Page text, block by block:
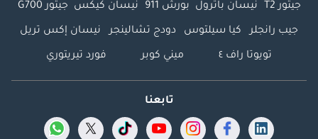
جيتور T2 نيسان باترول بورش 911 نيسان كيكس جيتور G700
جيب رانجلر كيا سيلتوس دودج تشالينجر نيسان إكس تريل
تويوتا راف ٤ ميني كوبر فورد تيريتوري
تابعنا